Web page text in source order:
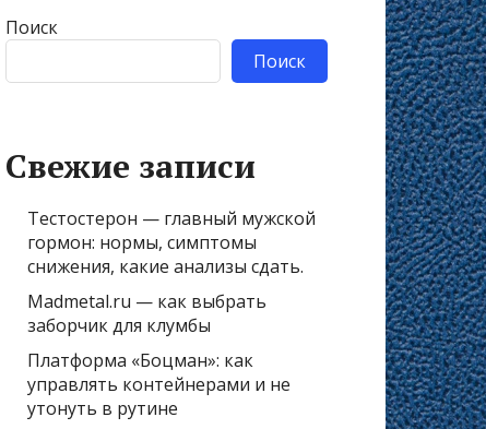
Поиск
Поиск
Свежие записи
Тестостерон — главный мужской
гормон: нормы, симптомы
снижения, какие анализы сдать.
Madmetal.ru — как выбрать
заборчик для клумбы
Платформа «Боцман»: как
управлять контейнерами и не
утонуть в рутине